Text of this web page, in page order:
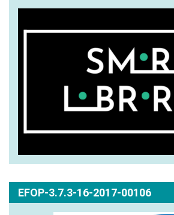
EFOP-3.7.3-16-2017-00106